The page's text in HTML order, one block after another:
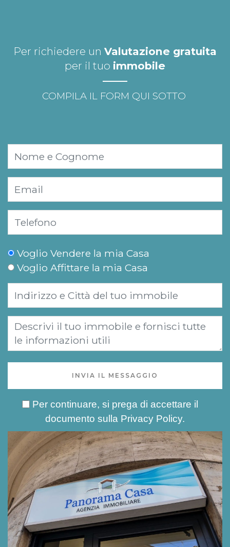
Per richiedere un Valutazione gratuita
per il tuo immobile
COMPILA IL FORM QUI SOTTO
Voglio Vendere la mia Casa
Voglio Affittare la mia Casa
INVIA IL MESSAGGIO
Per continuare, si prega di accettare il
documento sulla Privacy Policy.